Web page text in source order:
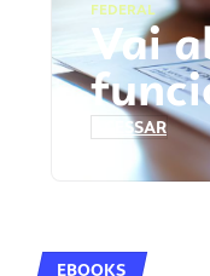
FEDERAL
Vai
ACESSAR
EBOOKS